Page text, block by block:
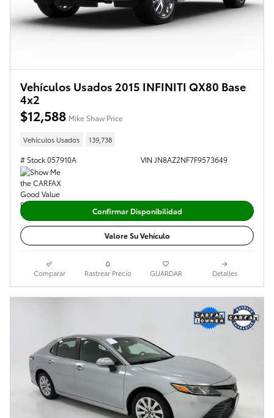
Vehículos Usados 2015 INFINITI QX80 Base
4x2
$12,588 Mike Shaw Price
Vehículos Usados 139,738
# Stock 057910A VIN JN8AZ2NF7F9573649
Confirmar Disponibilidad
Valore Su Vehículo
Comparar Rastrear Precio GUARDAR Detalles